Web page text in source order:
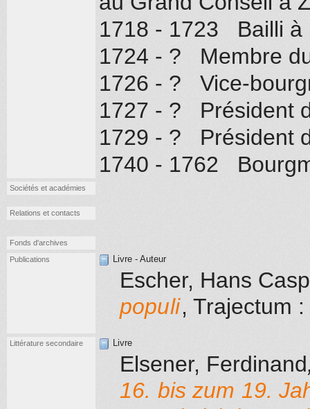
1718 - 1723 Bailli à
1724 - ? Membre
1726 - ? Vice-
1727 - ? Président
1729 - ? Président
1740 - 1762
Sociétés et académies
Relations et contacts
Fonds d'archives
Publications
Livre - Auteur
Escher, Hans
populi, Trajectum
Littérature secondaire Livre
Elsener, Ferdinand
16. bis zum 19.